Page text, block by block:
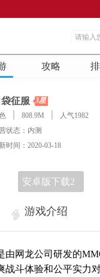
攻略
袋征服
3星
808.9M
人气1982
状态：内测
时间：2020-03-18
安卓版下载2
游戏介绍
网龙公司研发的
战斗体验和公平实力